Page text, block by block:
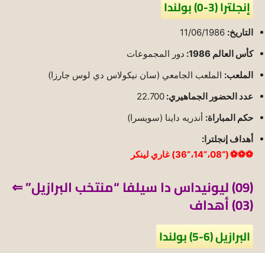
إنجلترا (3-0) بولندا
التاريخ:
كأس العالم 1986:
دور المجموعات
الملعب: الملعب الجامعي (سان نيكولاس دي لوس جارزا)
عدد الحضور الجماهيري: 22.700
حكم المباراة: أندريه داينا (سويسرا)
أهداف إنجلترا:
⚽⚽⚽ (“08،”14،”36) غاري لينكر
(09) ليونيداس دا سيلفا “منتخب البرازيل” ⇐
(03) أهداف
البرازيل (6-5) بولندا